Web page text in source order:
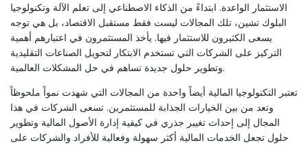
الاستثمار الواعدة. ابتداءً من الذكاء الاصطناعي إلى تعلم الآلة وتكنولوجيا
البلوك تشين، تلك المجالات ليست فقط مستقبل الاقتصاد، بل هي توجه
يسعى الكثيرون للاستثمار فيها. يأخذ المستثمرون في اعتبارهم أهمية
التركيز على الشركات التي تستخدم الابتكار لتحويل الصناعات التقليدية
وتطوير حلول جديدة تساهم في حل المشكلات العالمية.
تعتبر التكنولوجيا المالية أيضاً واحدة من المجالات التي شهدت نمواً ملحوظاً
وتعد من بين الخيارات الجذابة للمستثمرين. تسعى الشركات في هذا
المجال إلى إحداث تغيير جذري في كيفية إدارة الأصول المالية وتطوير
حلول تجعل الخدمات المالية أكثر سهولة وفعالية للأفراد والشركات على